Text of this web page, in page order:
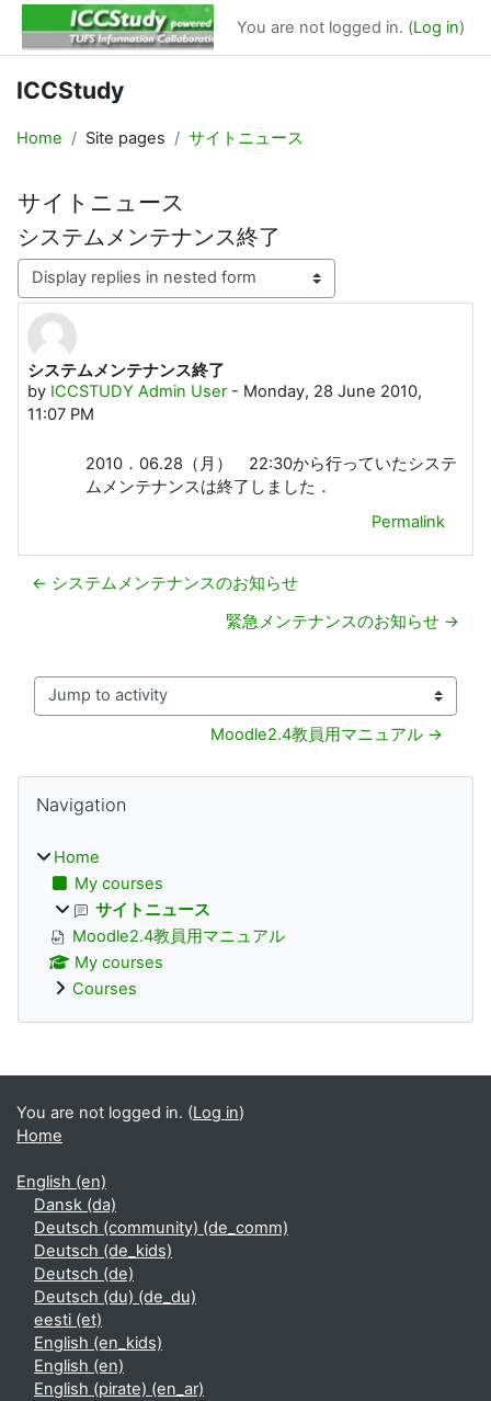
Skip to main content
You are not logged in. (Log in)
ICCStudy
Home Site pages サイトニュース
サイトニュース
システムメンテナンス終了
Display mode
システムメンテナンス終了
by ICCSTUDY Admin User- Monday, 28 June 2010,
11:07 PM
Number of replies: 0
2010．06.28（月） 22:30から行っていたシステ
ムメンテナンスは終了しました．
Permalink
← システムメンテナンスのお知らせ
緊急メンテナンスのお知らせ →
Jump to activity
Moodle2.4教員用マニュアル →
Blocks
Navigation
Home
My courses
サイトニュース
Moodle2.4教員用マニュアル
My courses
Courses
Supplementary blocks
You are not logged in. (Log in)
Home
English ‎(en)‎
Dansk ‎(da)‎
Deutsch (community) ‎(de_comm)‎
Deutsch ‎(de_kids)‎
Deutsch ‎(de)‎
Deutsch (du) ‎(de_du)‎
eesti ‎(et)‎
English ‎(en_kids)‎
English ‎(en)‎
English (pirate) ‎(en_ar)‎